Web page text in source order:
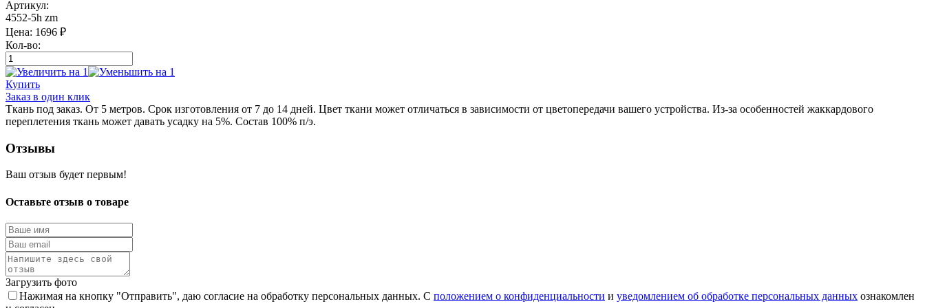
Артикул:
4552-5h zm
Цена: 1696 ₽
Кол-во:
Купить
Заказ в один клик
Ткань под заказ. От 5 метров. Срок изготовления от 7 до 14 дней. Цвет ткани может отличаться в зависимости от цветопередачи вашего устройства. Из-за особенностей жаккардового
переплетения ткань может давать усадку на 5%. Состав 100% п/э.
Отзывы
Ваш отзыв будет первым!
Оставьте отзыв о товаре
Загрузить фото
Нажимая на кнопку "Отправить", даю согласие на обработку персональных данных. С положением о конфиденциальности и уведомлением об обработке персональных данных ознакомлен